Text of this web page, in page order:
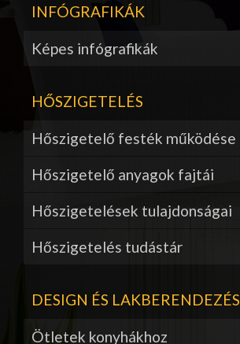
INFÓGRAFIKÁK
Képes infógrafikák
HŐSZIGETELÉS
Hőszigetelő festék működése
Hőszigetelő anyagok fajtái
Hőszigetelések tulajdonságai
Hőszigetelés tudástár
DESIGN ÉS LAKBERENDEZÉS
Ötletek konyhákhoz